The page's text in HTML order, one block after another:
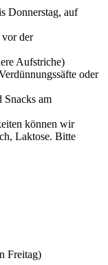
Donnerstag, auf
vor der
Aufstriche)
oder
Snacks am
können wir
Laktose. Bitte
Freitag)